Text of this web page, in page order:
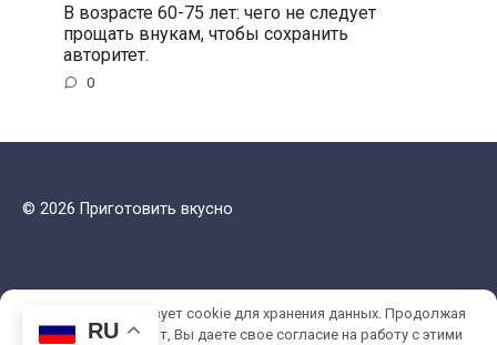
В возрасте 60-75 лет: чего не следует
прощать внукам, чтобы сохранить
авторитет.
0
© 2026 Приготовить вкусно
RU
Этот сайт использует cookie для хранения данных. Продолжая
использовать сайт, Вы даете свое согласие на работу с этими